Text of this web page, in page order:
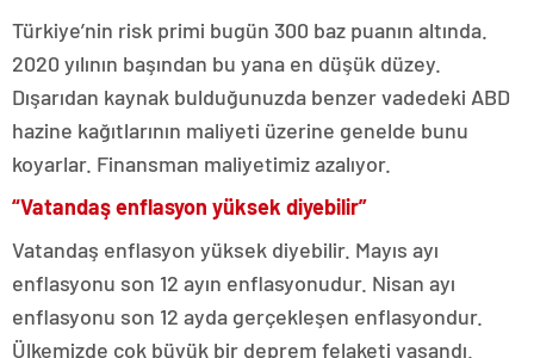
Türkiye’nin risk primi bugün 300 baz puanın altında.
2020 yılının başından bu yana en düşük düzey.
Dışarıdan kaynak bulduğunuzda benzer vadedeki ABD
hazine kağıtlarının maliyeti üzerine genelde bunu
koyarlar. Finansman maliyetimiz azalıyor.
“Vatandaş enflasyon yüksek diyebilir”
Vatandaş enflasyon yüksek diyebilir. Mayıs ayı
enflasyonu son 12 ayın enflasyonudur. Nisan ayı
enflasyonu son 12 ayda gerçekleşen enflasyondur.
Ülkemizde çok büyük bir deprem felaketi yaşandı.